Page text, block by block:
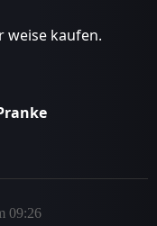
weise kaufen.
09:26